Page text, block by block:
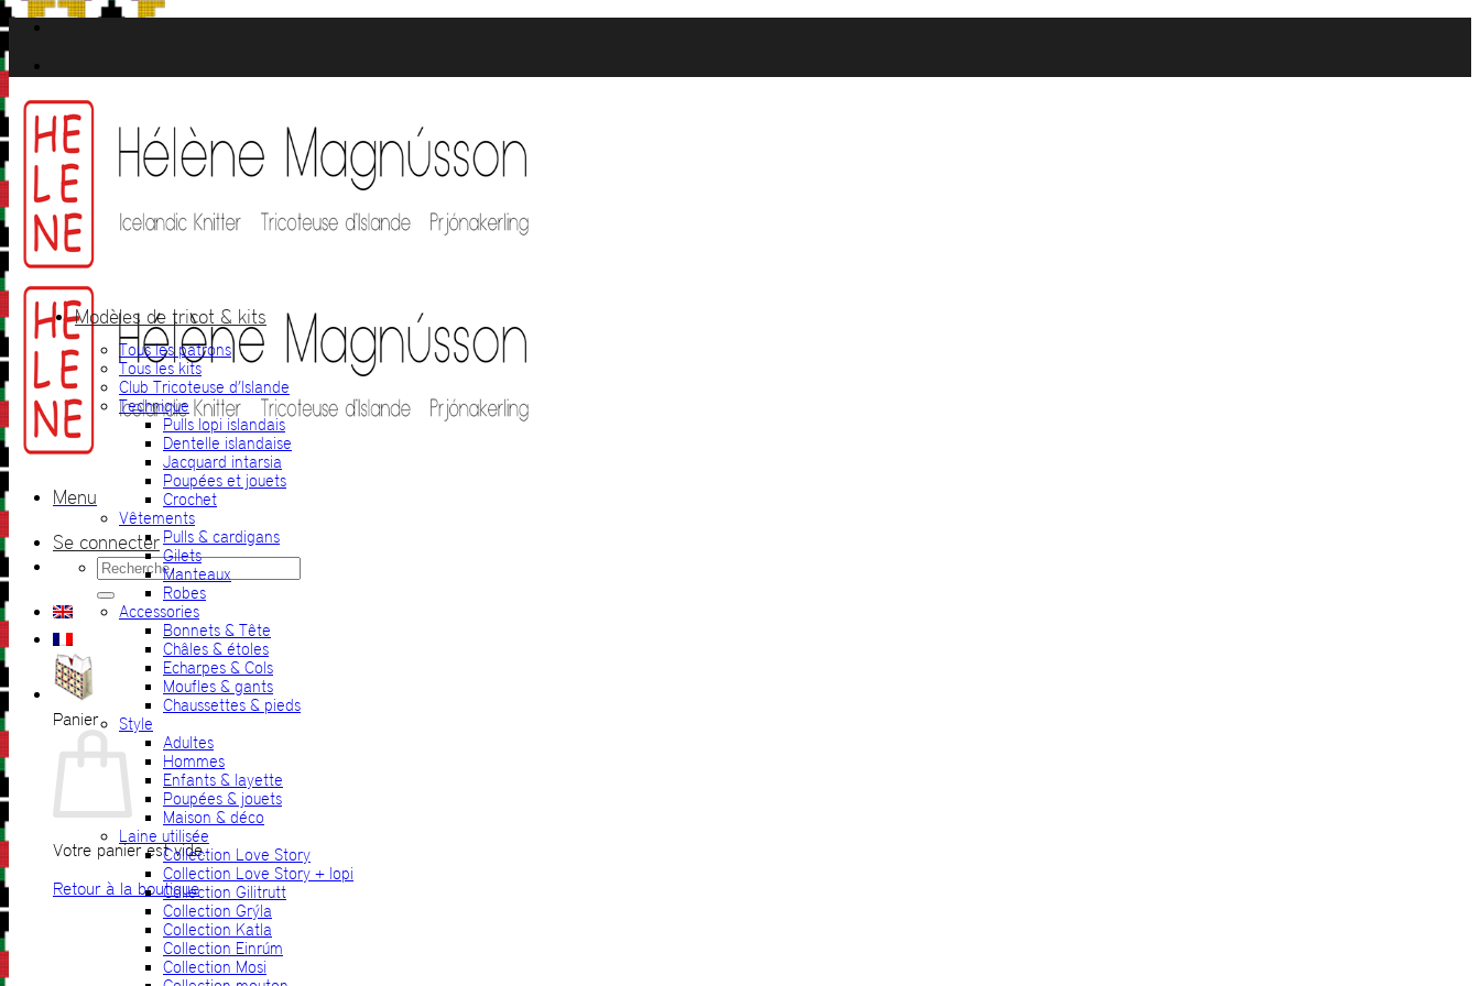
Passer
au
contenu
Menu
Se connecter
Recherche
pour :
Panier
Votre panier est vide.
Retour à la boutique
Modèles de tricot & kits
Tous les patrons
Tous les kits
Club Tricoteuse d’Islande
Technique
Pulls lopi islandais
Dentelle islandaise
Jacquard intarsia
Poupées et jouets
Crochet
Vêtements
Pulls & cardigans
Gilets
Manteaux
Robes
Accessories
Bonnets & Tête
Châles & étoles
Echarpes & Cols
Moufles & gants
Chaussettes & pieds
Style
Adultes
Hommes
Enfants & layette
Poupées & jouets
Maison & déco
Laine utilisée
Collection Love Story
Collection Love Story + lopi
Collection Gilitrutt
Collection Grýla
Collection Katla
Collection Einrúm
Collection Mosi